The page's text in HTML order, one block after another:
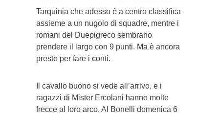
Tarquinia che adesso è a centro classifica
assieme a un nugolo di squadre, mentre i
romani del Duepigreco sembrano
prendere il largo con 9 punti. Ma è ancora
presto per fare i conti.
Il cavallo buono si vede all’arrivo, e i
ragazzi di Mister Ercolani hanno molte
frecce al loro arco. Al Bonelli domenica 6